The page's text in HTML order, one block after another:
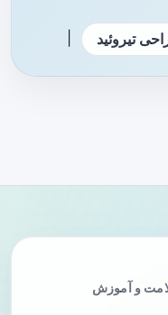
تیروئید
و آموزش